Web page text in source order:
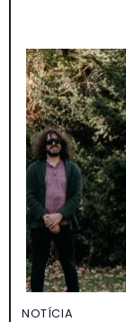
NOTÍCIA